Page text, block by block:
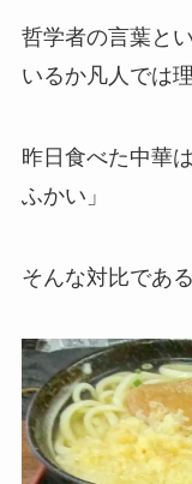
哲学者の言葉と
いるか凡人では
昨日食べた中華
ふかい」
そんな対比である